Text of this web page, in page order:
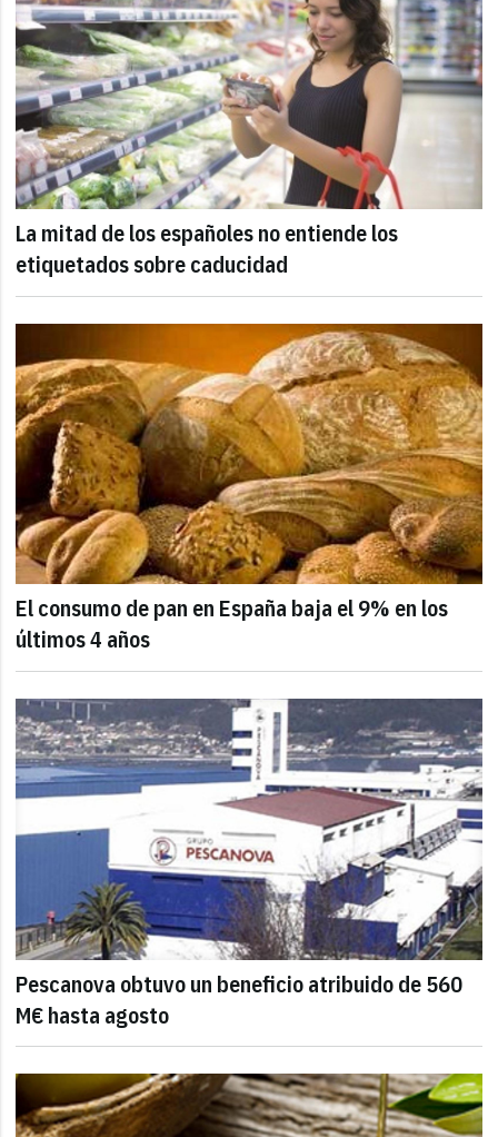
La mitad de los españoles no entiende los
etiquetados sobre caducidad
El consumo de pan en España baja el 9% en los
últimos 4 años
Pescanova obtuvo un beneficio atribuido de 560
M€ hasta agosto